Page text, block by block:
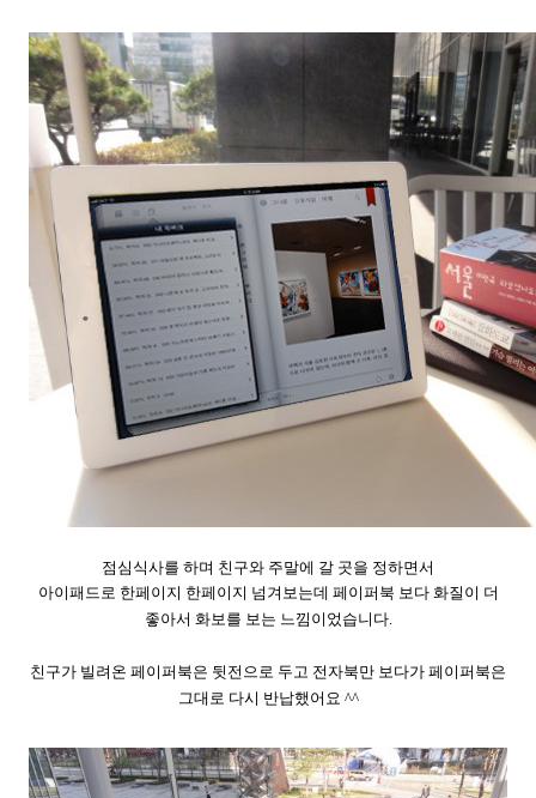
점심식사를 하며 친구와 주말에 갈 곳을 정하면서
아이패드로 한페이지 한페이지 넘겨보는데 페이퍼북 보다 화질이 더
좋아서 화보를 보는 느낌이었습니다.
친구가 빌려온 페이퍼북은 뒷전으로 두고 전자북만 보다가 페이퍼북은
그대로 다시 반납했어요 ^^